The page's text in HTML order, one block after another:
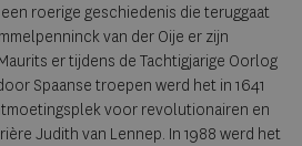
roerige geschiedenis die teruggaat
van der Oije er zijn
er tijdens de Tachtigjarige Oorlog
Spaanse troepen werd het in 1641
voor revolutionairen en
Judith van Lennep. In 1988 werd het